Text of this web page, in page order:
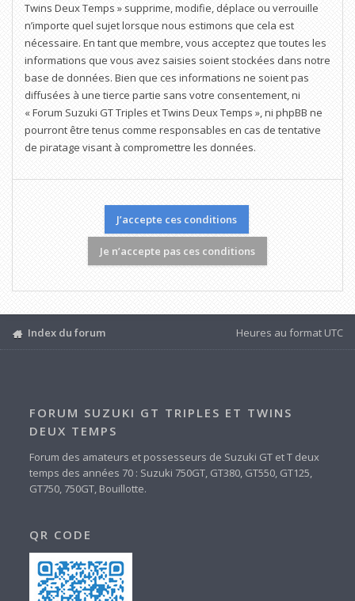
Twins Deux Temps » supprime, modifie, déplace ou verrouille
n’importe quel sujet lorsque nous estimons que cela est
nécessaire. En tant que membre, vous acceptez que toutes les
informations que vous avez saisies soient stockées dans notre
base de données. Bien que ces informations ne soient pas
diffusées à une tierce partie sans votre consentement, ni
« Forum Suzuki GT Triples et Twins Deux Temps », ni phpBB ne
pourront être tenus comme responsables en cas de tentative
de piratage visant à compromettre les données.
Index du forum Heures au format UTC
FORUM SUZUKI GT TRIPLES ET TWINS
DEUX TEMPS
Forum des amateurs et possesseurs de Suzuki GT et T deux
temps des années 70 : Suzuki 750GT, GT380, GT550, GT125,
GT750, 750GT, Bouillotte.
QR CODE